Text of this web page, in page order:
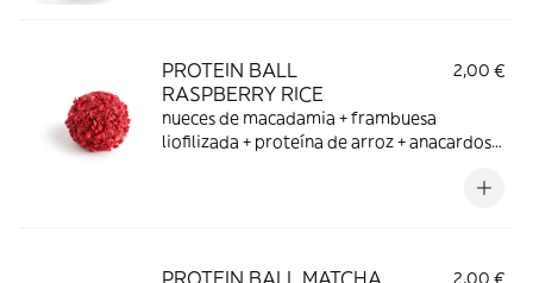
PROTEIN BALL
RASPBERRY RICE
2,00 €
nueces de macadamia + frambuesa
liofilizada + proteína de arroz + anacardos +
PROTEIN BALL MATCHA
2,00 €